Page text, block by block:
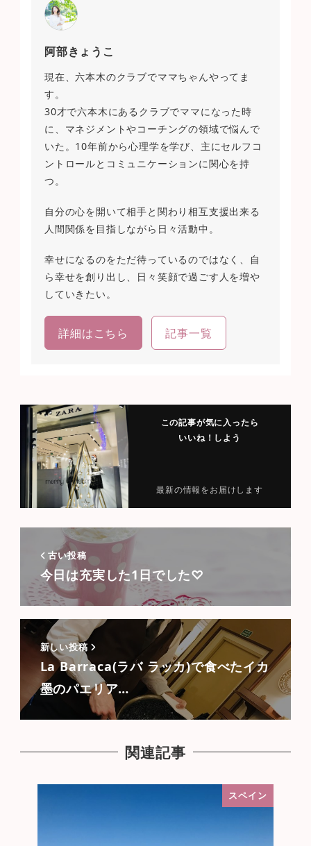
阿部きょうこ
現在、六本木のクラブでママちゃんやってま
す。
30才で六本木にあるクラブでママになった時
に、マネジメントやコーチングの領域で悩んで
いた。10年前から心理学を学び、主にセルフコ
ントロールとコミュニケーションに関心を持
つ。
自分の心を開いて相手と関わり相互支援出来る
人間関係を目指しながら日々活動中。
幸せになるのをただ待っているのではなく、自
ら幸せを創り出し、日々笑顔で過ごす人を増や
していきたい。
詳細はこちら 記事一覧
この記事が気に入ったら
いいね！しよう
最新の情報をお届けします
古い投稿
今日は充実した1日でした♡
新しい投稿
La Barraca(ラバ ラッカ)で食べたイカ
墨のパエリア…
関連記事
スペイン